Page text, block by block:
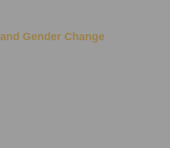
Gender Change